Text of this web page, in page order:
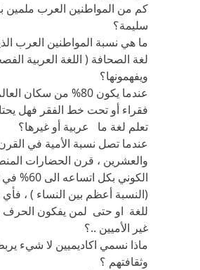
كم من المواطنين العرب ملمين
سليمة؟
ما هي نسبة المواطنين العرب
لغة الصحافة ( اللغة العربية
ويفهمونها؟
عندما يكون 80% من سكان
فقراء أو تحت خط الفقر فهل
تعلم لغة ما عربية أو غيرها؟
عندما تصل نسبة الأمية في
والعشرين ، قرن الحضارات
الكوني بكل
(النسبة أعظم بين النساء ) ،
للغة او حتى لمن يفكون
غير الأميين ..؟
ماذا نسمي اكاديميين لا شيء
وثقافتهم ؟